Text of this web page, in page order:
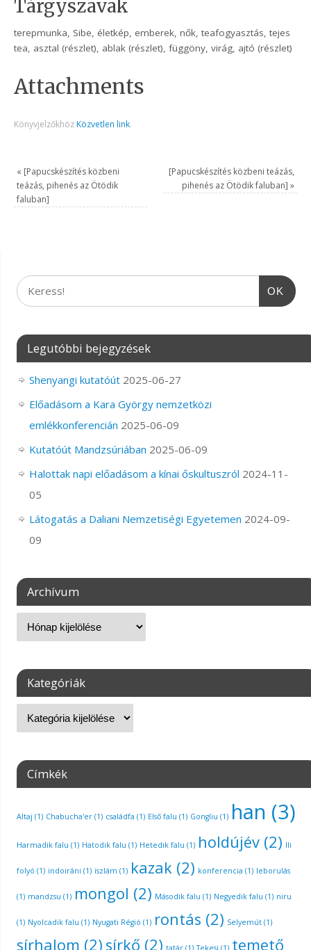
Tárgyszavak
terepmunka, Sibe, életkép, emberek, nők, teafogyasztás, tejes
tea, asztal (részlet), ablak (részlet), függöny, virág, ajtó (részlet)
Attachments
Könyvjelzőkhöz Közvetlen link.
« [Papucskészítés közbeni
teázás, pihenés az Ötödik
faluban]
[Papucskészítés közbeni teázás,
pihenés az Ötödik faluban] »
OK
Legutóbbi bejegyzések
Shenyangi kutatóút 2025-06-27
Előadásom a Kara György nemzetközi
emlékkonferencián 2025-06-09
Kutatóút Mandzsúriában 2025-06-09
Halottak napi előadásom a kínai őskultuszról 2024-11-
05
Látogatás a Daliani Nemzetiségi Egyetemen 2024-09-
09
Archívum
Kategóriák
Címkék
Altaj (1) Chabucha'er(1) családfa (1) Első falu (1) Gongliu (1) han (3)
Harmadik falu (1) Hatodik falu (1) Hetedik falu (1) holdújév(2) Ili
folyó (1) indoiráni (1) iszlám (1) kazak(2) konferencia (1) leborulás
(1) mandzsu (1) mongol (2) Második falu (1) Negyedik falu (1) niru
(1) Nyolcadik falu (1) Nyugati Régió (1) rontás (2) Selyemút(1)
sírhalom (2) sírkő (2) tatár(1) Tekesi (1) temető